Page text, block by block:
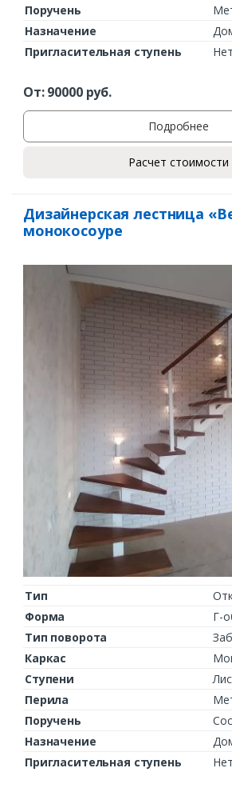
Поручень
Назначение
Пригласительная ступень
Нет
От:90000руб.
Подробнее
Расчет стоимости
Дизайнерская лестница
монокосоуре
Тип
Форма
Г-
Тип поворота
Каркас
Ступени
Перила
Поручень
Назначение
Пригласительная ступень
Нет